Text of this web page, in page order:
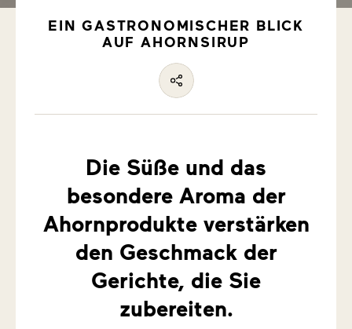
EIN GASTRONOMISCHER BLICK
AUF AHORNSIRUP
Die Süße und das
besondere Aroma der
Ahornprodukte verstärken
den Geschmack der
Gerichte, die Sie
zubereiten.